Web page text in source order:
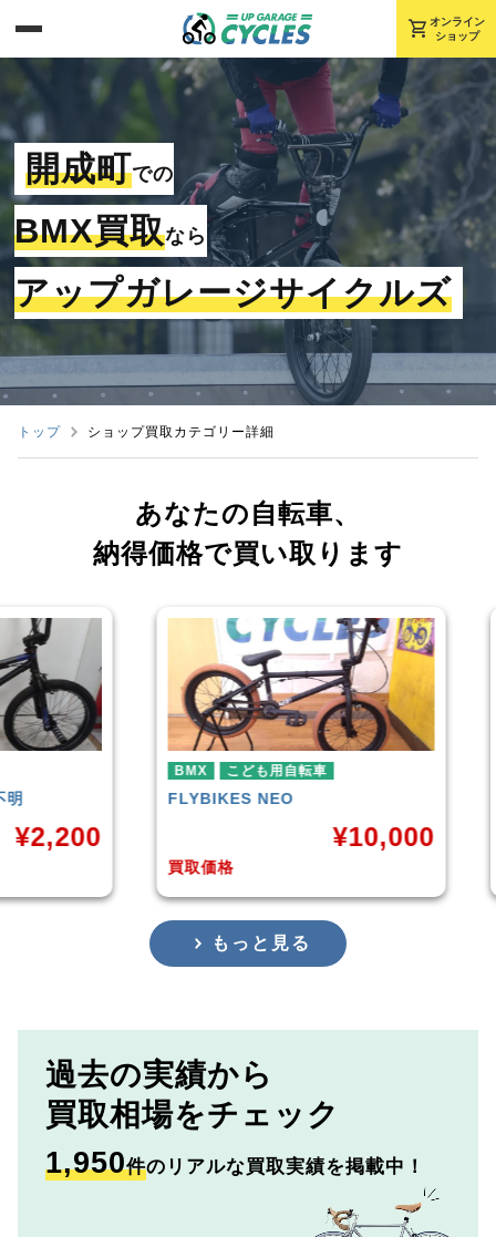
shopping_cart オンライン
ショップ
開成町での
BMX買取なら
アップガレージサイクルズ
トップ ショップ買取カテゴリー詳細
あなたの自転車、
納得価格で買い取ります
NEO
¥
BMX
HARO
もっと見る
過去の実績から
買取相場をチェック
1,950件のリアルな買取実績を掲載中！